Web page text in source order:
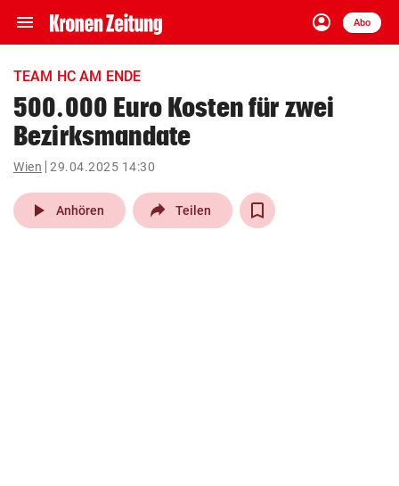
menu Navigation
ein-/ausklappen
account_circle
Anmelden
Abo
close Schließen
account_circle Anmelden
pin_drop
Wien arrow_right
TEAM HC AM ENDE
500.000 Euro Kosten für zwei
Bezirksmandate
Wien 29.04.2025 14:30
play_arrow Anhören Teilen